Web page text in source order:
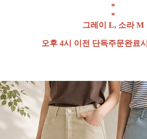
*
*
그레이 L, 소라 M
오후 4시 이전 단독주문완료